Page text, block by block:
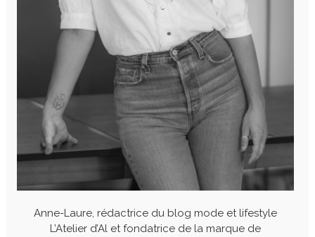
Anne-Laure, rédactrice du blog mode et lifestyle
L’Atelier d’Al et fondatrice de la marque de